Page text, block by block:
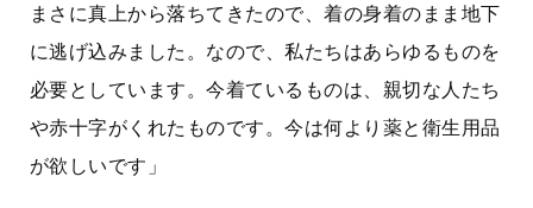
まさに真上から落ちてきたので、着の身着のまま地下
に逃げ込みました。なので、私たちはあらゆるものを
必要としています。今着ているものは、親切な人たち
や赤十字がくれたものです。今は何より薬と衛生用品
が欲しいです」